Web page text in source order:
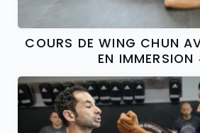
COURS DE WING CHUN
EN